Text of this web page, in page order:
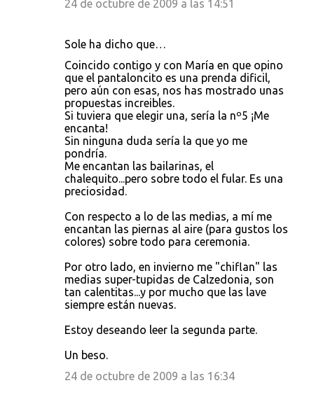
24 de octubre de 2009 a las 14:51
Sole ha dicho que…
Coincido contigo y con María en que opino
que el pantaloncito es una prenda dificil,
pero aún con esas, nos has mostrado unas
propuestas increibles.
Si tuviera que elegir una, sería la nº5 ¡Me
encanta!
Sin ninguna duda sería la que yo me
pondría.
Me encantan las bailarinas, el
chalequito...pero sobre todo el fular. Es una
preciosidad.
Con respecto a lo de las medias, a mí me
encantan las piernas al aire (para gustos los
colores) sobre todo para ceremonia.
Por otro lado, en invierno me "chiflan" las
medias super-tupidas de Calzedonia, son
tan calentitas...y por mucho que las lave
siempre están nuevas.
Estoy deseando leer la segunda parte.
Un beso.
24 de octubre de 2009 a las 16:34